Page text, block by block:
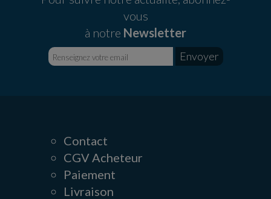
vous
à notre Newsletter
Contact
CGV Acheteur
Paiement
Livraison